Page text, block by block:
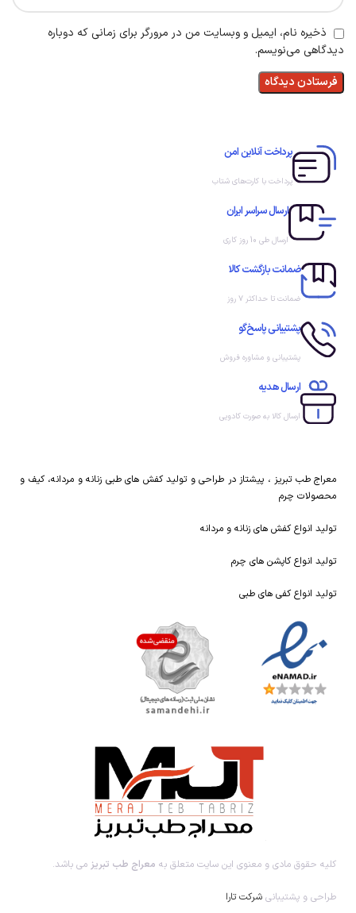
ذخیره نام، ایمیل و وبسایت من در مرورگر برای زمانی که دوباره
دیدگاهی می‌نویسم.
پرداخت آنلاین امن
پرداخت با کارت‌های شتاب
ارسال سراسر ایران
ارسال طی 10 روز کاری
ضمانت بازگشت کالا
ضمانت تا حداکثر ۷ روز
پشتیبانی پاسخ‌گو
پشتیبانی و مشاوره فروش
ارسال هدیه
ارسال کالا به صورت کادویی
معراج طب تبریز ، پیشتاز در طراحی و تولید کفش های طبی زنانه و مردانه، کیف و
محصولات چرم
تولید انواع کفش های زنانه و مردانه
تولید انواع کاپشن های چرم
تولید انواع کفی های طبی
کلیه حقوق مادی و معنوی این سایت متعلق به معراج طب تبریز می باشد.
طراحی و پشتیبانی شرکت تارا